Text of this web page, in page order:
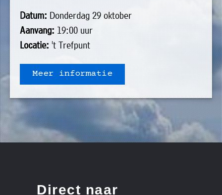
Datum:Donderdag 29 oktober
Aanvang:19:00 uur
Locatie:'t Trefpunt
Meer informatie
Direct naar
»
Bedrijven
»
Plaatselijk
belang
»
Informatie
lidmaatschap
»
Foto's
de
volgende
personen:
Voorzitter
vacant
Secretaris
Michiel
Modderman
Penningmeester
vacant
Algemeen
lid
Anco
Hoen
Algemeen
Ids
de